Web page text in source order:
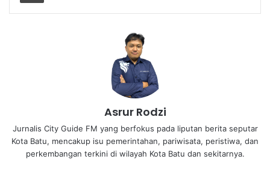
Asrur Rodzi
Jurnalis City Guide FM yang berfokus pada liputan berita seputar
Kota Batu, mencakup isu pemerintahan, pariwisata, peristiwa, dan
perkembangan terkini di wilayah Kota Batu dan sekitarnya.